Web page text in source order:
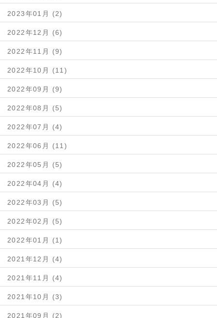
2023年01月 (2)
2022年12月 (6)
2022年11月 (9)
2022年10月 (11)
2022年09月 (9)
2022年08月 (5)
2022年07月 (4)
2022年06月 (11)
2022年05月 (5)
2022年04月 (4)
2022年03月 (5)
2022年02月 (5)
2022年01月 (1)
2021年12月 (4)
2021年11月 (4)
2021年10月 (3)
2021年09月 (2)